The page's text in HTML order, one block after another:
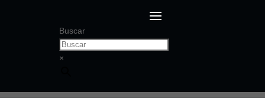
Buscar
×